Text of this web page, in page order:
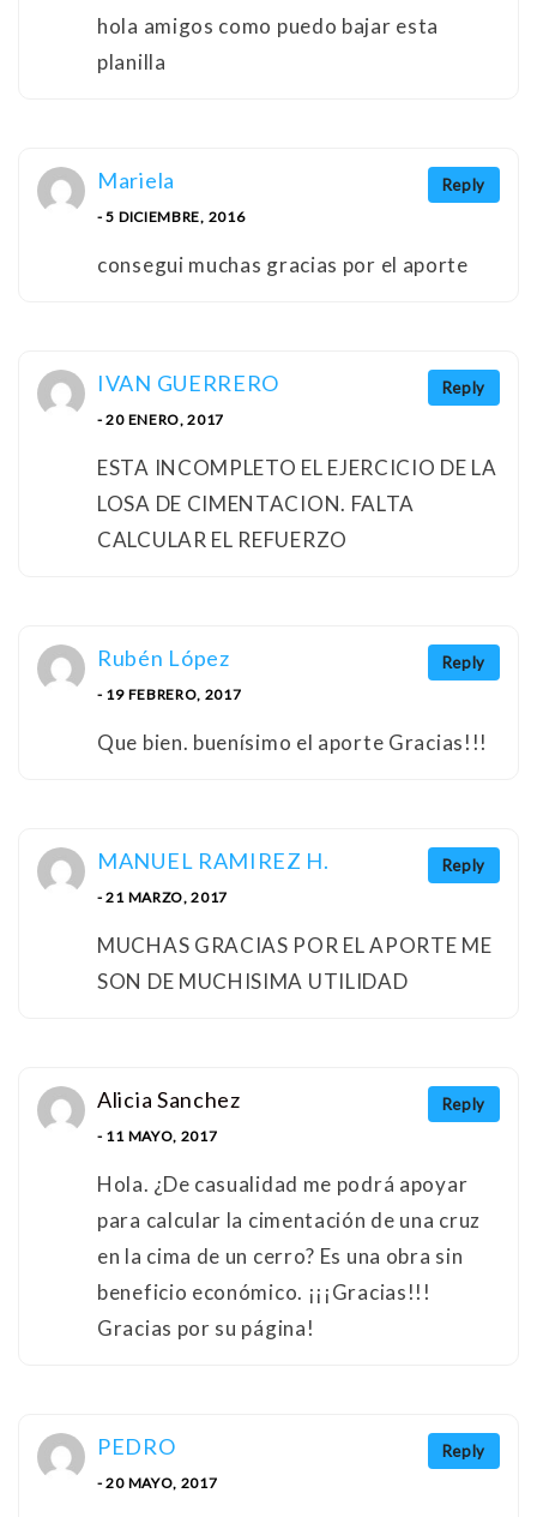
hola amigos como puedo bajar esta
planilla
Reply
Mariela
- 5 DICIEMBRE, 2016
consegui muchas gracias por el aporte
Reply
IVAN GUERRERO
- 20 ENERO, 2017
ESTA INCOMPLETO EL EJERCICIO DE LA
LOSA DE CIMENTACION. FALTA
CALCULAR EL REFUERZO
Reply
Rubén López
- 19 FEBRERO, 2017
Que bien. buenísimo el aporte Gracias!!!
Reply
MANUEL RAMIREZ H.
- 21 MARZO, 2017
MUCHAS GRACIAS POR EL APORTE ME
SON DE MUCHISIMA UTILIDAD
Reply
Alicia Sanchez
- 11 MAYO, 2017
Hola. ¿De casualidad me podrá apoyar
para calcular la cimentación de una cruz
en la cima de un cerro? Es una obra sin
beneficio económico. ¡¡¡Gracias!!!
Gracias por su página!
Reply
PEDRO
- 20 MAYO, 2017